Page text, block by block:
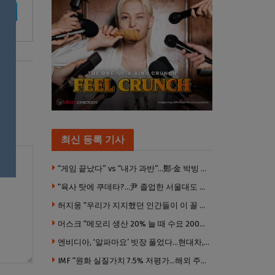
최신 등록 기사
“게임 끝났다” vs “내가 과반”…鄭·金 박빙 전대 서로 우위 주장
“육사 탓에 쿠데타?…尹 졸업한 서울대도 없애야 하나”
허지웅 “우리가 지지했던 인간들이 이 꼴 만들었다”
머스크 “메모리 생산 20% 늘 때 수요 200% 증가” … 반도체 매출 1조달러 눈 앞
엔비디아, ‘알파마요’ 빗장 풀었다…현대차, 자율주행 속도내나
IMF “원화 실질가치 7.5% 저평가…해외 주식투자 영향”